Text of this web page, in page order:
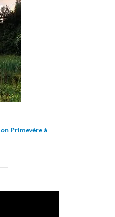
Primevère à